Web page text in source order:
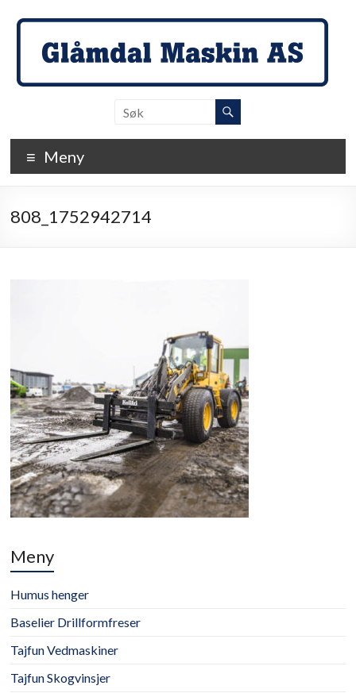
Maskin
…
detaljene
teller!
Meny
808_1752942714
Meny
Humus henger
Baselier Drillformfreser
Tajfun Vedmaskiner
Tajfun Skogvinsjer